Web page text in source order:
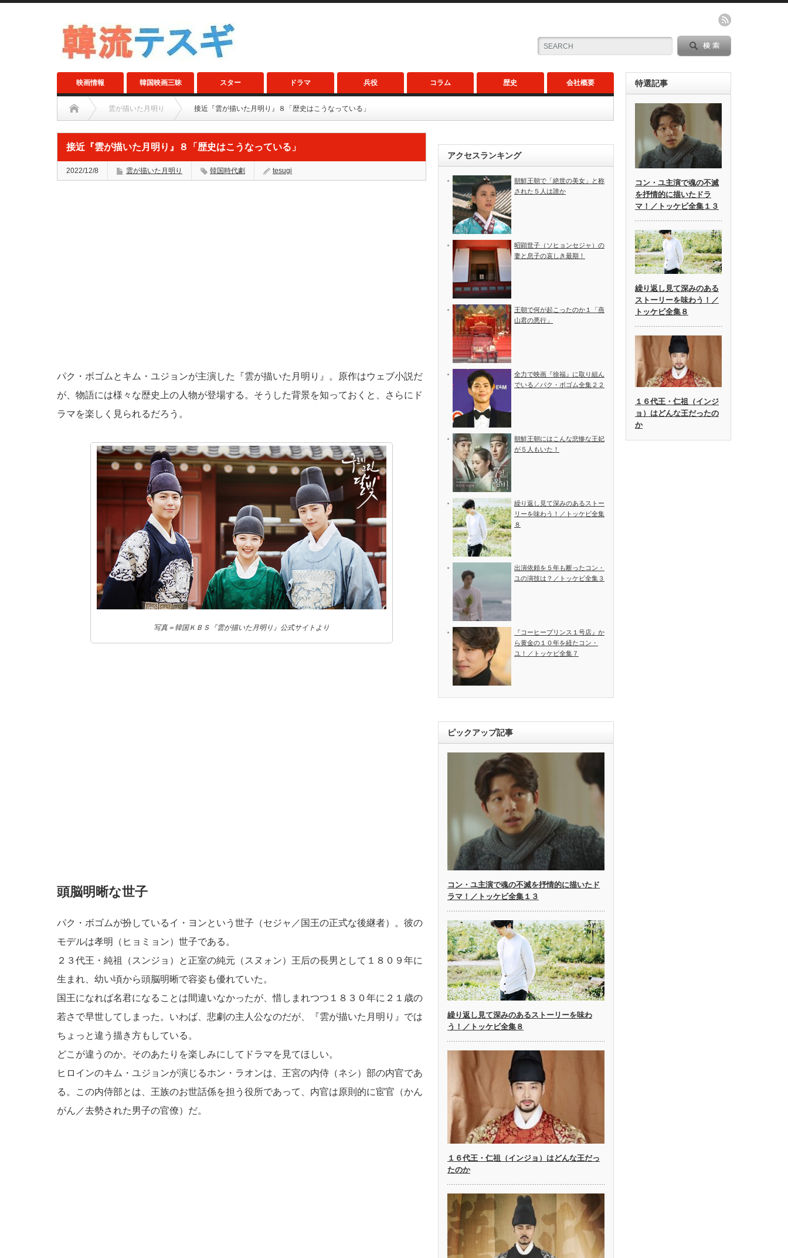
映画情報 韓国映画三昧 スター ドラマ 兵役 コラム 歴史 会社概要
雲が描いた月明り 接近『雲が描いた月明り』８「歴史はこうなっている」
接近『雲が描いた月明り』８「歴史はこうなっている」
2022/12/8 雲が描いた月明り 韓国時代劇 tesugi
パク・ボゴムとキム・ユジョンが主演した『雲が描いた月明り』。原作はウェブ小説だ
が、物語には様々な歴史上の人物が登場する。そうした背景を知っておくと、さらにド
ラマを楽しく見られるだろう。
写真＝韓国ＫＢＳ『雲が描いた月明り』公式サイトより
頭脳明晰な世子
パク・ボゴムが扮しているイ・ヨンという世子（セジャ／国王の正式な後継者）。彼の
モデルは孝明（ヒョミョン）世子である。
２３代王・純祖（スンジョ）と正室の純元（スヌォン）王后の長男として１８０９年に
生まれ、幼い頃から頭脳明晰で容姿も優れていた。
国王になれば名君になることは間違いなかったが、惜しまれつつ１８３０年に２１歳の
若さで早世してしまった。いわば、悲劇の主人公なのだが、『雲が描いた月明り』では
ちょっと違う描き方もしている。
どこが違うのか。そのあたりを楽しみにしてドラマを見てほしい。
ヒロインのキム・ユジョンが演じるホン・ラオンは、王宮の内侍（ネシ）部の内官であ
る。この内侍部とは、王族のお世話係を担う役所であって、内官は原則的に宦官（かん
がん／去勢された男子の官僚）だ。
アクセスランキング
朝鮮王朝で「絶世の美女」と称
された５人は誰か
昭顕世子（ソヒョンセジャ）の
妻と息子の哀しき最期！
王朝で何が起こったのか１「燕
山君の悪行」
全力で映画『徐福』に取り組ん
でいる／パク・ボゴム全集２２
朝鮮王朝にはこんな悲惨な王妃
が５人もいた！
繰り返し見て深みのあるストー
リーを味わう！／トッケビ全集
８
出演依頼を５年も断ったコン・
ユの演技は？／トッケビ全集３
『コーヒープリンス１号店』か
ら黄金の１０年を経たコン・
ユ！／トッケビ全集７
ピックアップ記事
コン・ユ主演で魂の不滅を抒情的に描いたド
ラマ！／トッケビ全集１３
繰り返し見て深みのあるストーリーを味わ
う！／トッケビ全集８
１６代王・仁祖（インジョ）はどんな王だっ
たのか
特選記事
コン・ユ主演で魂の不滅
を抒情的に描いたドラ
マ！／トッケビ全集１３
繰り返し見て深みのある
ストーリーを味わう！／
トッケビ全集８
１６代王・仁祖（インジ
ョ）はどんな王だったの
か